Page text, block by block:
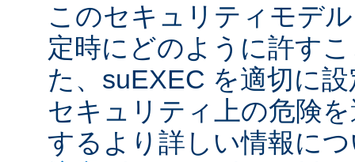
このセキュリティモデ
定時にどのように許す
た、suEXEC を適切に
セキュリティ上の危険
するより詳しい情報に